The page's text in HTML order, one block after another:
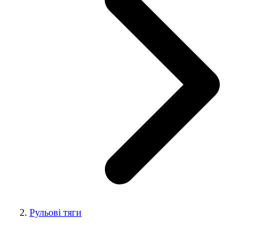
Рульові тяги